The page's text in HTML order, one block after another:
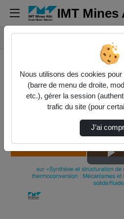
IMT Mines
Accueil
Vidéos
Soutenance d'Habilitation à
la
Nous utilisons des cookies pour
(barre de menu de droite,
etc.), gérer la session
trafic du site (pour
J’ai